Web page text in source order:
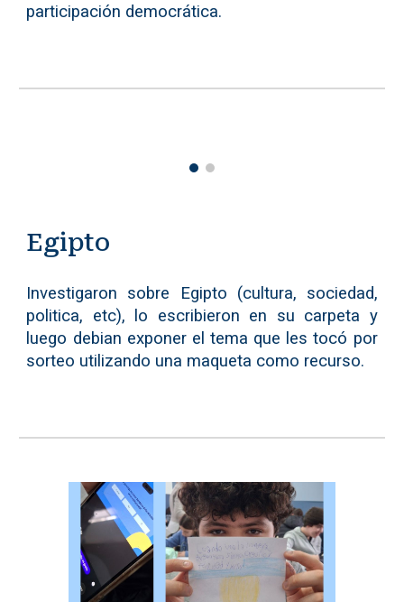
participación democrática.
Egipto
Investigaron sobre Egipto (cultura, sociedad,
politica, etc), lo escribieron en su carpeta y
luego debian exponer el tema que les tocó por
sorteo utilizando una maqueta como recurso.